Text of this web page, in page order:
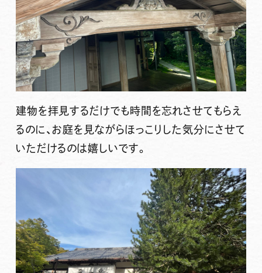
建物を拝見するだけでも時間を忘れさせてもらえ
るのに、お庭を見ながらほっこりした気分にさせて
いただけるのは嬉しいです。